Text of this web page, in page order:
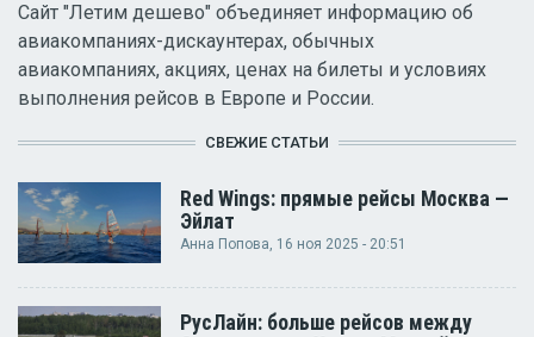
Сайт "Летим дешево" объединяет информацию об
авиакомпаниях-дискаунтерах, обычных
авиакомпаниях, акциях, ценах на билеты и условиях
выполнения рейсов в Европе и России.
СВЕЖИЕ СТАТЬИ
Red Wings: прямые рейсы Москва —
Эйлат
Анна Попова, 16 ноя 2025 - 20:51
РусЛайн: больше рейсов между